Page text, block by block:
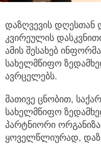
დაზღვევის დღესთან
კვირეულის
ამის შესახებ
სახელმწიფო
ავრცელებს.
მათივე ცნობით,
სახელმწიფო
პარტნიორი
ყოველწლიურად,